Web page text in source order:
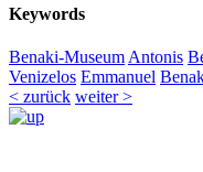
Keywords
Benaki-Museum Antonis
Venizelos Emmanuel
< zurück weiter >